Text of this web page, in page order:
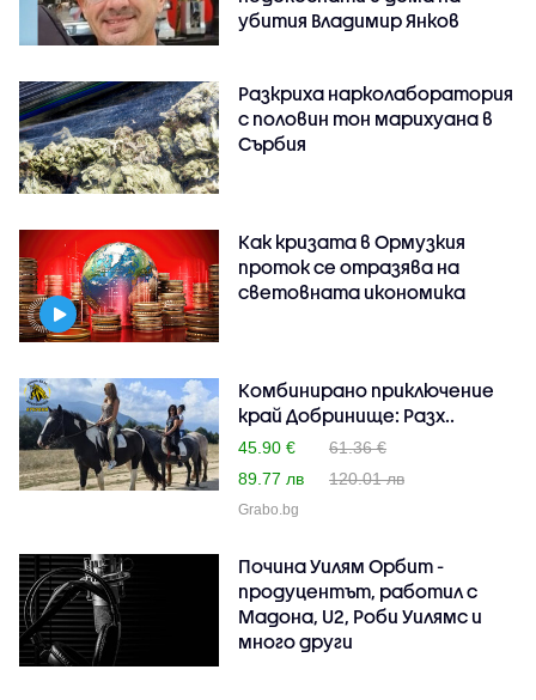
убития Владимир Янков
Разкриха нарколаборатория
с половин тон марихуана в
Сърбия
Как кризата в Ормузкия
проток се отразява на
световната икономика
Комбинирано приключение
край Добринище: Разх..
45.90 €
61.36 €
89.77 лв
120.01 лв
Grabo.bg
Почина Уилям Орбит -
продуцентът, работил с
Мадона, U2, Роби Уилямс и
много други